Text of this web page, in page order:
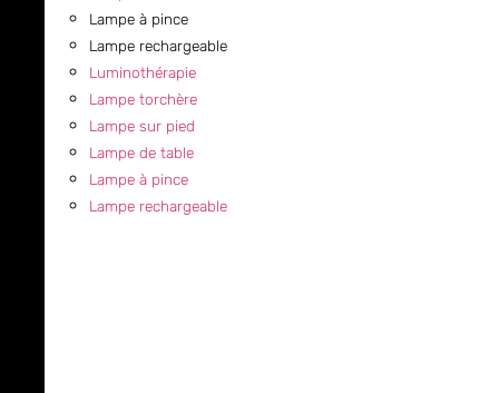
Lampe à pince
Lampe rechargeable
Luminothérapie
Lampe torchère
Lampe sur pied
Lampe de table
Lampe à pince
Lampe rechargeable